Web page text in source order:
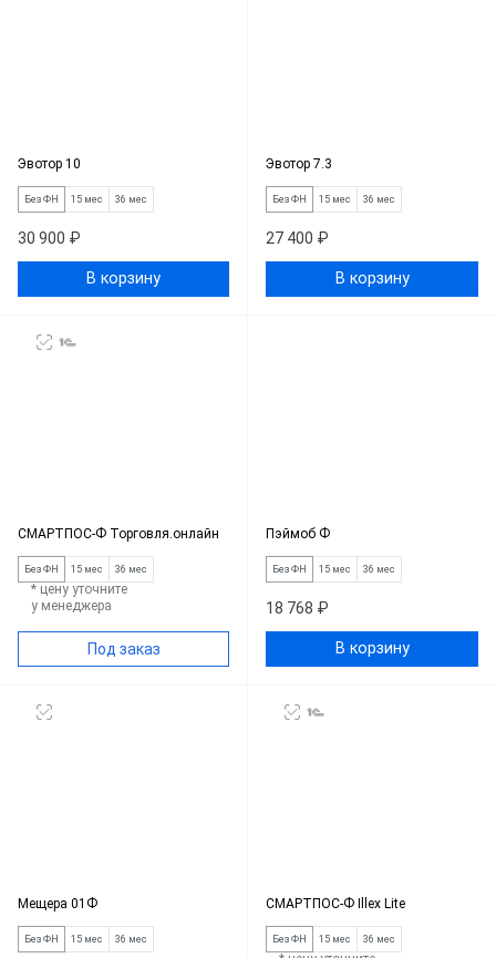
Эвотор 10
Без ФН 15 мес 36 мес
30 900 ₽
В корзину
Эвотор 7.3
Без ФН 15 мес 36 мес
27 400 ₽
В корзину
СМАРТПОС-Ф Торговля.онлайн
Без ФН 15 мес 36 мес
* цену уточните
у менеджера
Под заказ
Пэймоб Ф
Без ФН 15 мес 36 мес
18 768 ₽
В корзину
Мещера 01Ф
Без ФН 15 мес 36 мес
СМАРТПОС-Ф Illex Lite
Без ФН 15 мес 36 мес